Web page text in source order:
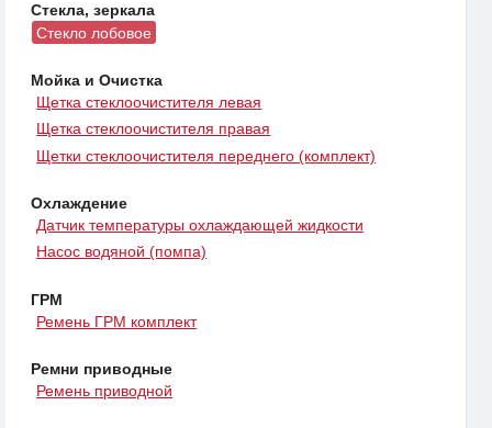
Стекла, зеркала
Стекло лобовое
Мойка и Очистка
Щетка стеклоочистителя левая
Щетка стеклоочистителя правая
Щетки стеклоочистителя переднего (комплект)
Охлаждение
Датчик температуры охлаждающей жидкости
Насос водяной (помпа)
ГРМ
Ремень ГРМ комплект
Ремни приводные
Ремень приводной